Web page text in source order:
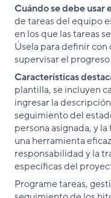
Cuándo se debe usar
de tareas del equipo
en los que las tareas
Úsela para definir
supervisar el
Características
plantilla, se incluyen
ingresar la
seguimiento del
persona asignada, y
una herramienta
responsabilidad y la
específicas del
Programe tareas,